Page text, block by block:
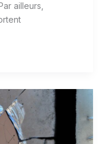
ailleurs,